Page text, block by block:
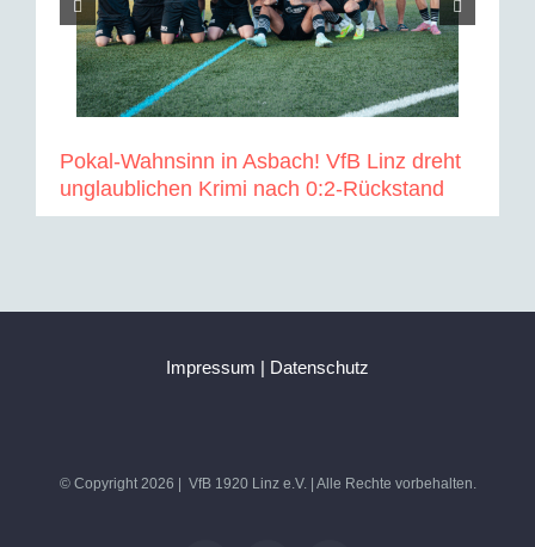
Pokal-Wahnsinn in Asbach! VfB Linz dreht
unglaublichen Krimi nach 0:2-Rückstand
Impressum | Datenschutz
© Copyright 2026 | VfB 1920 Linz e.V. | Alle Rechte vorbehalten.